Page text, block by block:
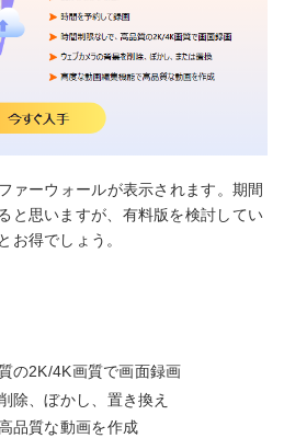
ァーウォールが表示されます。期間
と思いますが、有料版を検討してい
お得でしょう。
の2K/4K画質で画面録画
除、ぼかし、置き換え
品質な動画を作成